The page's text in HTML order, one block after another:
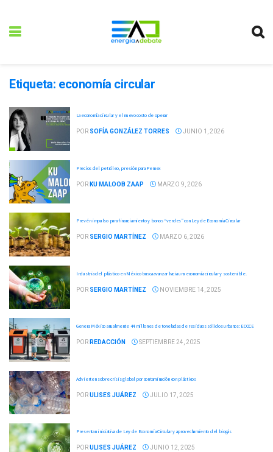
Etiqueta: economía circular
La economía circular y el nuevo costo de operar
POR SOFÍA GONZÁLEZ TORRES JUNIO 1, 2026
Precios del petróleo, presión para Pemex
POR KU MALOOB ZAAP MARZO 9, 2026
Prevén impulso para financiamiento y bonos “verdes” con Ley de Economía Circular
POR SERGIO MARTÍNEZ MARZO 6, 2026
Industria del plástico en México busca avanzar hacia una economía circular y sostenible.
POR SERGIO MARTÍNEZ NOVIEMBRE 14, 2025
Genera México anualmente 44 millones de toneladas de residuos sólidos urbanos: ECOCE
POR REDACCIÓN SEPTIEMBRE 24, 2025
Advierten sobre crisis global por contaminación con plásticos
PORULISES JUÁREZ JULIO 17, 2025
Presentan iniciativa de Ley de Economía Circular y aprovechamiento del biogás
PORULISES JUÁREZ JUNIO 12, 2025